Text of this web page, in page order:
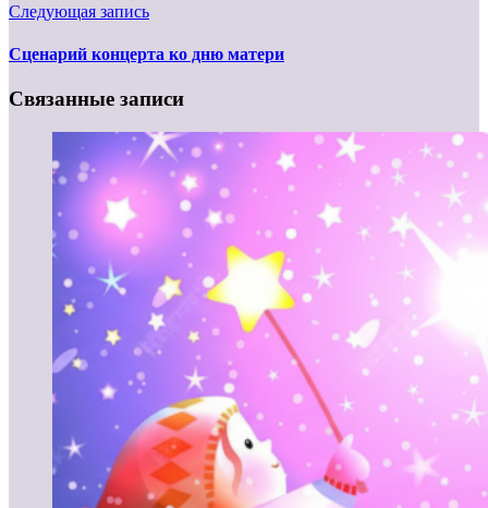
Следующая запись
Сценарий концерта ко дню матери
Связанные записи